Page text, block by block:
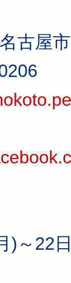
古屋
)～22